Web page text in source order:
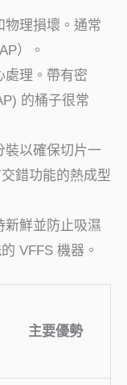
物理損壞。通常
）。
處理。帶有密
的桶子很常
裝以確保切片一
錯功能的熱成型
新鮮並防止吸濕
VFFS 機器。
主要優勢